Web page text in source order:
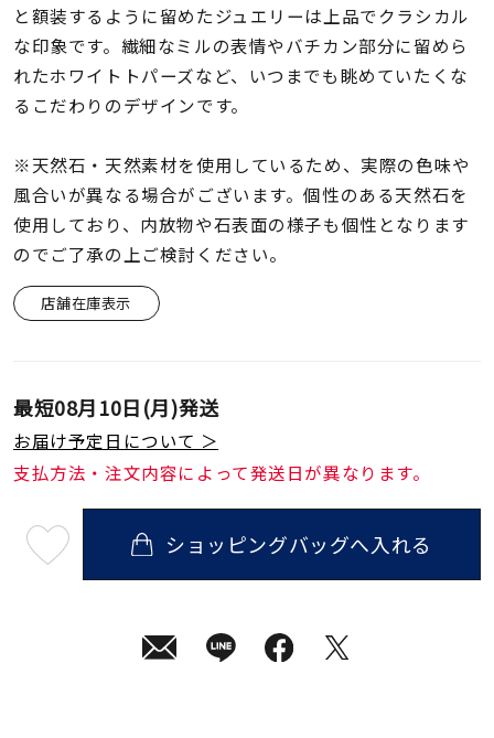
レディース
リングサイズ
～
メンズ
リングサイズ
と額装するように留めたジュエリーは上品でクラシカル
な印象です。繊細なミルの表情やバチカン部分に留めら
れたホワイトトパーズなど、いつまでも眺めていたくな
るこだわりのデザインです。
※天然石・天然素材を使用しているため、実際の色味や
風合いが異なる場合がございます。個性のある天然石を
使用しており、内放物や石表面の様子も個性となります
のでご了承の上ご検討ください。
店舗在庫表示
最短08月10日(月)発送
お届け予定日について ＞
支払方法・注文内容によって発送日が異なります。
08
ショッピングバッグへ入れる